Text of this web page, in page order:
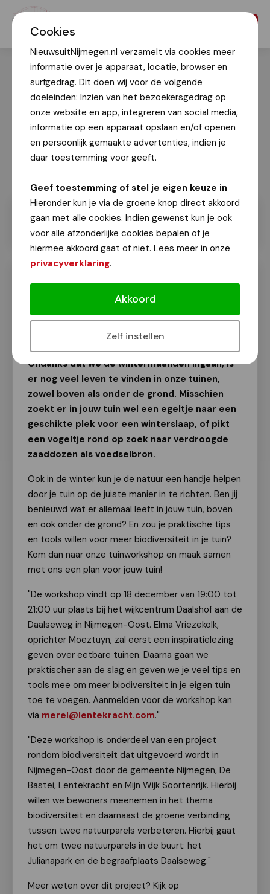
Cookies
NieuwsuitNijmegen.nl verzamelt via cookies meer
informatie over je apparaat, locatie, browser en
surfgedrag. Dit doen wij voor de volgende
doeleinden: Inzien van het bezoekersgedrag op
onze website en app, integreren van social media,
informatie op een apparaat opslaan en/of openen
en persoonlijk gemaakte advertenties, indien je
daar toestemming voor geeft.
Geef toestemming of stel je eigen keuze in
Hieronder kun je via de groene knop direct akkoord
gaan met alle cookies. Indien gewenst kun je ook
voor alle afzonderlijke cookies bepalen of je
hiermee akkoord gaat of niet. Lees meer in onze
privacyverklaring.
Akkoord
Zelf instellen
Tuinworkshop voor meer
Van onze redactie
3 december 2023
Ondanks dat we de wintermaanden ingaan, is
er nog veel leven te vinden in onze tuinen,
zowel boven als onder de grond. Misschien
zoekt er in jouw tuin wel een egeltje naar een
geschikte plek voor een winterslaap, of pikt
een vogeltje rond op zoek naar verdroogde
zaaddozen als voedselbron.
Ook in de winter kun je de natuur een handje helpen
door je tuin op de juiste manier in te richten. Ben jij
benieuwd wat er allemaal leeft in jouw tuin, boven
en ook onder de grond? En zou je praktische tips
en tools willen voor meer biodiversiteit in je tuin?
Kom dan naar onze tuinworkshop en maak samen
met ons een plan voor jouw tuin!
"De workshop vindt op 18 december van 19:00 tot
21:00 uur plaats bij het wijkcentrum Daalshof aan de
Daalseweg in Nijmegen-Oost. Elma Vriezekolk,
oprichter Moeztuyn, zal eerst een inspiratielezing
geven over eetbare tuinen. Daarna gaan we
praktischer aan de slag en geven we je veel tips en
tools mee om meer biodiversiteit in je eigen tuin
toe te voegen. Aanmelden voor de workshop kan
via merel@lentekracht.com."
"Deze workshop is onderdeel van een project
rondom biodiversiteit dat uitgevoerd wordt in
Nijmegen-Oost door de gemeente Nijmegen, De
Bastei, Lentekracht en Mijn Wijk Soortenrijk. Hierbij
willen we bewoners meenemen in het thema
biodiversiteit en daarnaast de groene verbinding
tussen twee natuurparels verbeteren. Hierbij gaat
het om twee natuurparels in de buurt: het
Julianapark en de begraafplaats Daalseweg."
Meer weten over dit project? Kijk op